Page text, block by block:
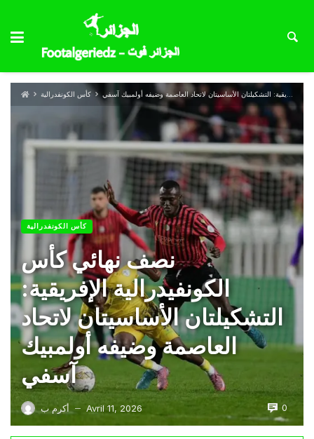
كأس الكونفدرالية نصف نهائي كأس الكونفيدرالية الإفريقية: التشكيلتان الأساسيتان لاتحاد العاصمة وضيفه أولمبيك آسفي
كأس الكونفدرالية
نصف نهائي كأس
الكونفيدرالية الإفريقية:
التشكيلتان الأساسيتان لاتحاد
العاصمة وضيفه أولمبيك
آسفي
أكرم ب — Avril 11, 2026 0